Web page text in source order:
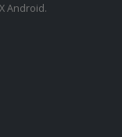
Android.